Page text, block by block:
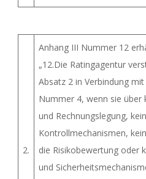
2.
Anhang III Nummer 12
„12.Die Ratingagentur
Absatz 2 in Verbindung
Nummer 4, wenn sie über
und Rechnungslegung,
Kontrollmechanismen,
die Risikobewertung oder
und